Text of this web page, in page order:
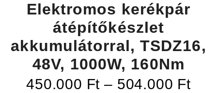
Elektromos kerékpár
átépítőkészlet
akkumulátorral, TSDZ16,
48V, 1000W, 160Nm
450.000 Ft – 504.000 Ft